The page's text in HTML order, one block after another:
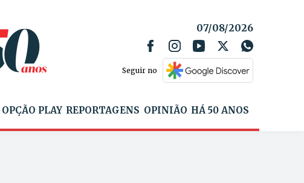
07/08/2026
Seguir no
OPÇÃO PLAY REPORTAGENS OPINIÃO HÁ 50 ANOS